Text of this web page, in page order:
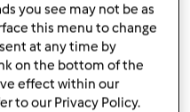
you see may not be as
this menu to change
at any time by
on the bottom of the
effect within our
to our Privacy Policy.